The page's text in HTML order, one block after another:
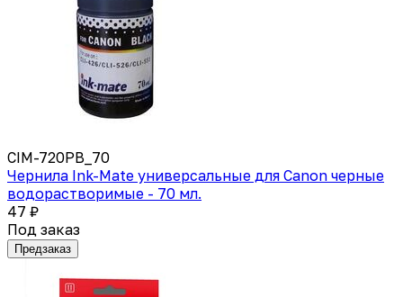
CIM-720PB_70
Чернила Ink-Mate универсальные для Canon черные
водорастворимые - 70 мл.
47 ₽
Под заказ
Предзаказ